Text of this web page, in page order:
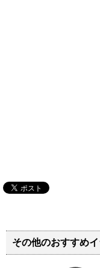
その他のおすすめイ